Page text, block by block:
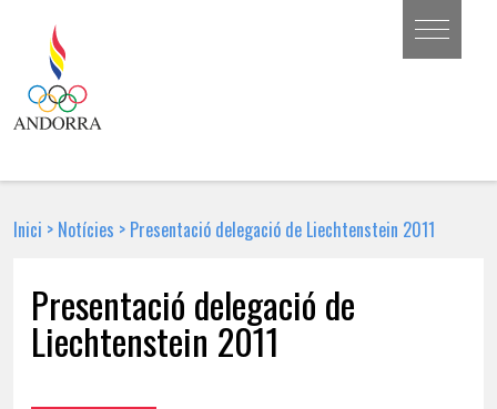
Inici > Notícies > Presentació delegació de Liechtenstein 2011
Presentació delegació de
Liechtenstein 2011